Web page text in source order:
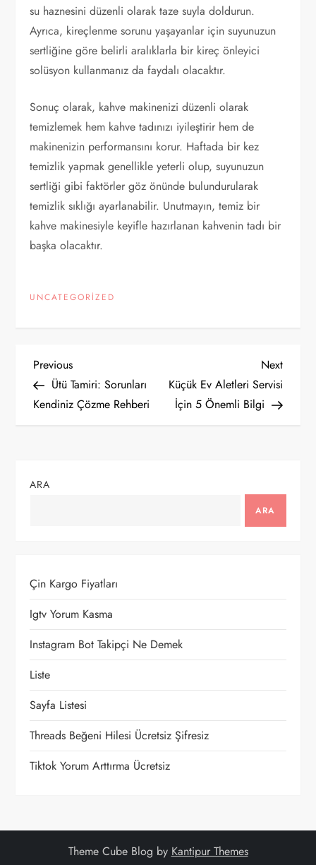
su haznesini düzenli olarak taze suyla doldurun.
Ayrıca, kireçlenme sorunu yaşayanlar için suyunuzun
sertliğine göre belirli aralıklarla bir kireç önleyici
solüsyon kullanmanız da faydalı olacaktır.
Sonuç olarak, kahve makinenizi düzenli olarak
temizlemek hem kahve tadınızı iyileştirir hem de
makinenizin performansını korur. Haftada bir kez
temizlik yapmak genellikle yeterli olup, suyunuzun
sertliği gibi faktörler göz önünde bulundurularak
temizlik sıklığı ayarlanabilir. Unutmayın, temiz bir
kahve makinesiyle keyifle hazırlanan kahvenin tadı bir
başka olacaktır.
UNCATEGORIZED
Y
a
z
i
n
m
e
s
i
Previous
Post
Previous
Ütü Tamiri: Sorunları
Kendiniz Çözme Rehberi
Next
Post
Next
Küçük Ev Aletleri Servisi
İçin 5 Önemli Bilgi
ARA
ARA
Çin Kargo Fiyatları
Igtv Yorum Kasma
Instagram Bot Takipçi Ne Demek
Liste
Sayfa Listesi
Threads Beğeni Hilesi Ücretsiz Şifresiz
Tiktok Yorum Arttırma Ücretsiz
Theme Cube Blog by Kantipur Themes